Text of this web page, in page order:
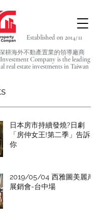
耕海外不動產置業的領導廠商
Company is the leading
real estate investments in Taiwan
Established on 2014/11
日本房市持續發燒?日劇
「房仲女王!第二季」告訴
你
2019/05/04 西雅圖美麗岸
展銷會-台中場